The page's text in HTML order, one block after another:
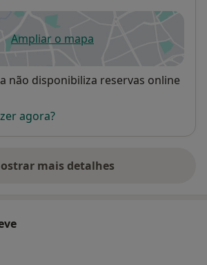
Ampliar o mapaabre num novo separador
não disponibiliza reservas online
agora?
mais detalhes
sobre o endereço